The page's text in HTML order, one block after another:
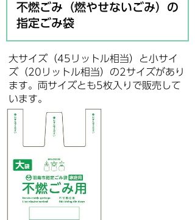
不燃ごみ（燃やせないごみ）の
指定ごみ袋
大サイズ（45リットル相当）と小サイ
ズ（20リットル相当）の2サイズがあり
ます。両サイズとも5枚入りで販売して
います。